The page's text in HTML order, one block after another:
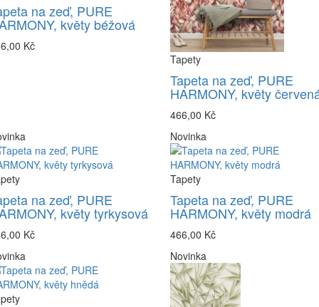
na zeď, PURE
květy béžová
Kč
Tapety
Tapeta na zeď, PURE
HARMONY, květy
466,00 Kč
na zeď, PURE
květy tyrkysová
Kč
Novinka
Tapety
Tapeta na zeď, PURE
HARMONY, květy modrá
466,00 Kč
Novinka